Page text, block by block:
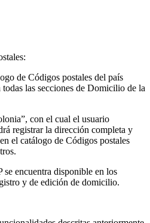
de Códigos postales del país
las secciones de Domicilio de la
con el cual el usuario
registrar la dirección completa y
el catálogo de Códigos postales
se encuentra disponible en los
y de edición de domicilio.